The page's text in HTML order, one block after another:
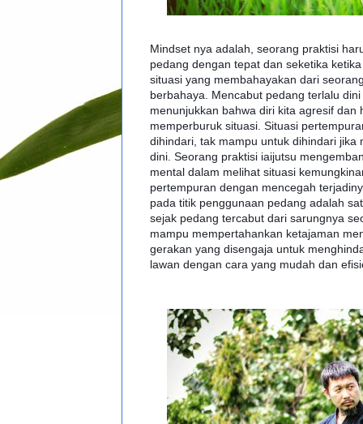
Mindset nya adalah, seorang praktisi
pedang dengan tepat dan seketika
situasi yang membahayakan dari
berbahaya. Mencabut pedang terlalu
menunjukkan bahwa diri kita agresif dan
memperburuk situasi. Situasi
dihindari, tak mampu untuk dihindari jika
dini. Seorang praktisi iaijutsu
mental dalam melihat situasi
pertempuran dengan mencegah
pada titik penggunaan pedang adalah
sejak pedang tercabut dari sarungnya
mampu mempertahankan ketajaman
gerakan yang disengaja untuk
lawan dengan cara yang mudah dan